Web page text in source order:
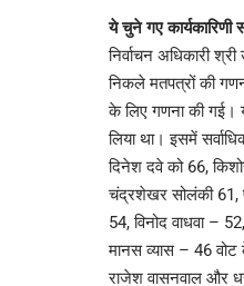
ये चुने गए कार्यकारिणी
निर्वाचन अधिकारी
निकले मतपत्रों की
के लिए गणना की गई।
लिया था। इसमें
दिनेश दवे को 66,
चंद्रशेखर सोलंकी 61,
54, विनोद वाधवा –
मानस व्यास – 46 वोट
राजेश वासनवाल और